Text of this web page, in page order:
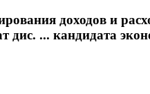
доходов и
дис. ... кандидата